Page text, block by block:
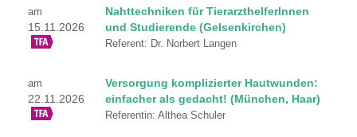
am
15.11.2026
Nahttechniken für TierarzthelferInnen
und Studierende (Gelsenkirchen)
Referent: Dr. Norbert Langen
am
22.11.2026
Versorgung komplizierter Hautwunden:
einfacher als gedacht! (München, Haar)
Referentin: Althea Schuler